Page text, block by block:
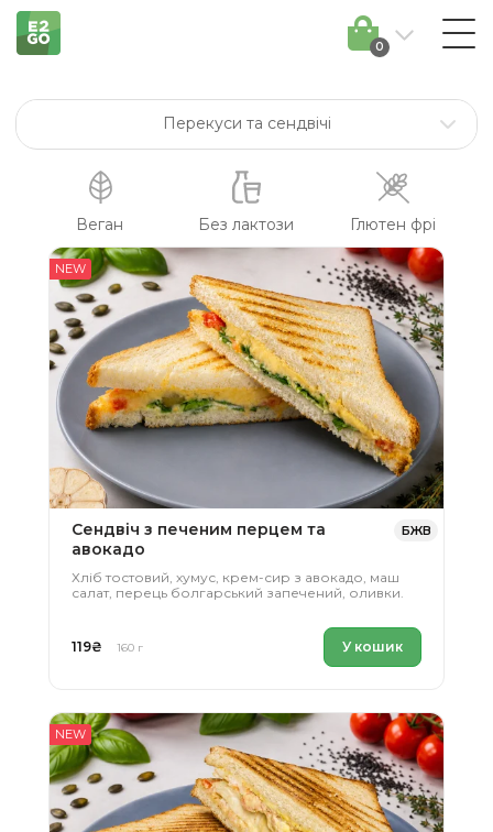
0
Сніданки
Супи
Перекуси та сендвічі
Боули / другі страви
Солодощі та десерти
Смузі та напої
Веган Без лактози Глютен фрі
NEW
БЖВ
Сендвіч з печеним перцем та
авокадо
Хліб тостовий, хумус, крем-сир з авокадо, маш
салат, перець болгарський запечений, оливки.
119₴ 160 г У кошик
NEW